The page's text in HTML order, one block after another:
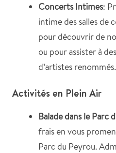
Concerts Intimes:
intime des salles
pour découvrir de
ou pour assister à
d’artistes renommés.
Activités en Plein Air
Balade dans le Parc
frais en vous
Parc du Peyrou.